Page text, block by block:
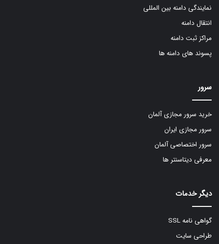
نمایندگی دامنه بین المللی
انتقال دامنه
مراکز ثبت دامنه
پسوند های دامنه ها
سرور
خرید سرور مجازی آلمان
سرور مجازی ایران
سرور اختصاصی آلمان
معرفی دیتاسنتر ها
دیگر خدمات
گواهی نامه SSL
طراحی سایت